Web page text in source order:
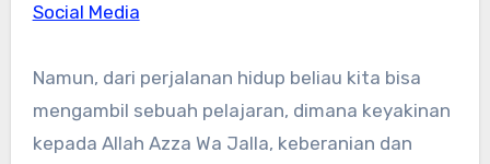
Social Media
Namun, dari perjalanan hidup beliau kita bisa
mengambil sebuah pelajaran, dimana keyakinan
kepada Allah Azza Wa Jalla, keberanian dan